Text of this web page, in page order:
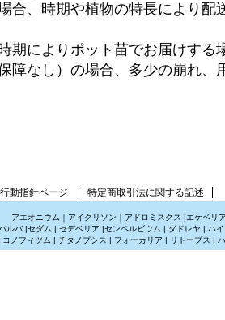
合、時期や植物の特長により配
期によりポット苗でお届けする
障なし）の場合、多少の崩れ、
アエオニウム ｜ アイクリソン ｜ アドロミスクス |エケベリ
ルバ |セダム | セデベリア |センペルビウム | ダドレヤ | ハ
コノフィツム | チタノプシス | フォーカリア | リトープス |
動指針ページ 特定商取引法に関する記述